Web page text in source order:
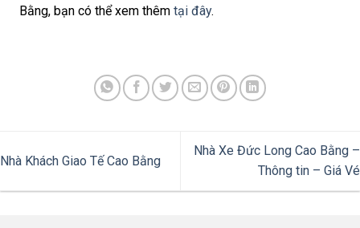
Bằng, bạn có thể xem thêm tại đây.
Nhà Khách Giao Tế Cao Bằng
Nhà Xe Đức Long Cao Bằng –
Thông tin – Giá Vé